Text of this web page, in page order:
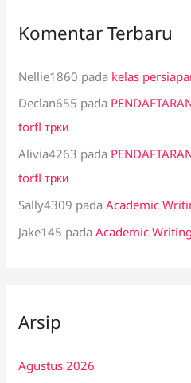
Komentar Terbaru
Nellie1860 pada kelas
Declan655 pada
torfl трки
Alivia4263 pada
torfl трки
Sally4309 padaAcademic
Jake145 padaAcademic Writing
Arsip
Agustus 2026